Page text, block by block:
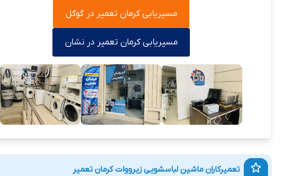
مسیریابی کرمان تعمیر در گوگل
مسیریابی کرمان تعمیر در نشان
تعمیرکاران ماشین لباسشویی زیرووات کرمان تعمیر